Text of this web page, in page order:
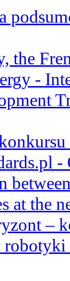
the
-
at the
–